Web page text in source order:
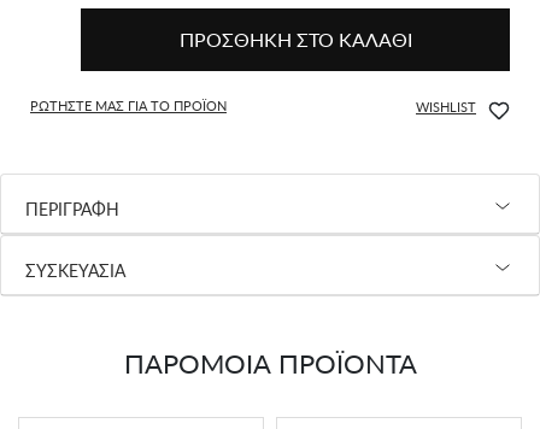
ΠΡΟΣΘΗΚΗ ΣΤΟ ΚΑΛΑΘΙ
ΡΩΤΗΣΤΕ ΜΑΣ ΓΙΑ ΤΟ ΠΡΟΪΟΝ WISHLIST
ΠΕΡΙΓΡΑΦΗ
ΣΥΣΚΕΥΑΣΙΑ
ΠΑΡΟΜΟΙΑ ΠΡΟΪΟΝΤΑ